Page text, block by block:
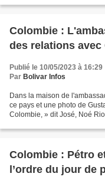
Colombie :
des relations avec
Publié le 10/05/2023 à 16:29
Par Bolivar Infos
Dans la maison de
ce pays et une photo de
Colombie, » dit José, Noé
Colombie : Pétro
l’ordre du jour de